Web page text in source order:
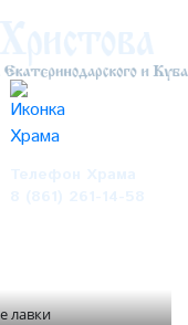
лавки